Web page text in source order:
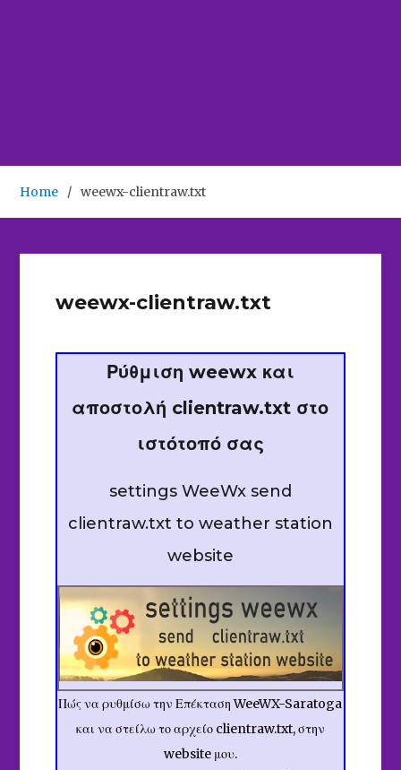
Home weewx-clientraw.txt
weewx-clientraw.txt
Ρύθμιση weewx και
αποστολή clientraw.txt στο
ιστότοπό σας
settings WeeWx send
clientraw.txt to weather station
website
Πώς να ρυθμίσω την Επέκταση WeeWX-Saratoga
και να στείλω το αρχείο clientraw.txt, στην
website μου.